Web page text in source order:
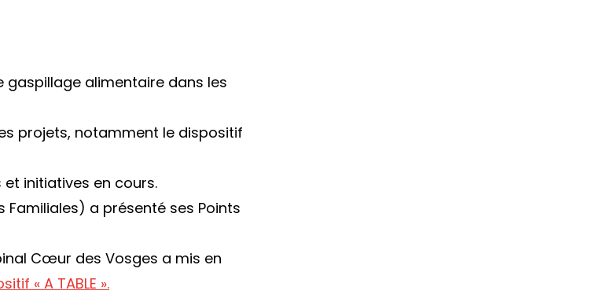
alimentaire dans les
projets, notamment le dispositif
initiatives en cours.
a présenté ses Points
Cœur des Vosges a mis en
« A TABLE ».